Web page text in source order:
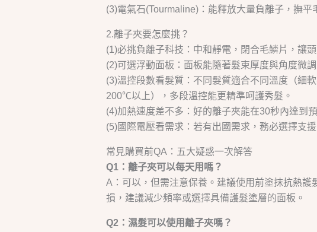
(3)電氣石(Tourmaline)：能釋放大量負離子，撫
2.離子夾要怎麼挑？
(1)必挑負離子科技：中和靜電，閉合毛鱗片，讓
(2)可選浮動面板：面板能隨著髮束厚度與角度微
(3)溫控段數看髮質：不同髮質適合不同溫度（
200℃以上），多段溫控能更精準呵護秀髮。
(4)加熱速度差不多：好的離子夾能在30秒內達到
(5)國際電壓看需求：若有出國需求，務必選擇支
常見購買前QA：五大疑惑一次解答
Q1：離子夾可以每天用嗎？
A：可以，但需注意保養。建議使用前塗抹抗熱護
損，建議減少頻率或選擇具備護髮塗層的面板。
Q2：濕髮可以使用離子夾嗎？